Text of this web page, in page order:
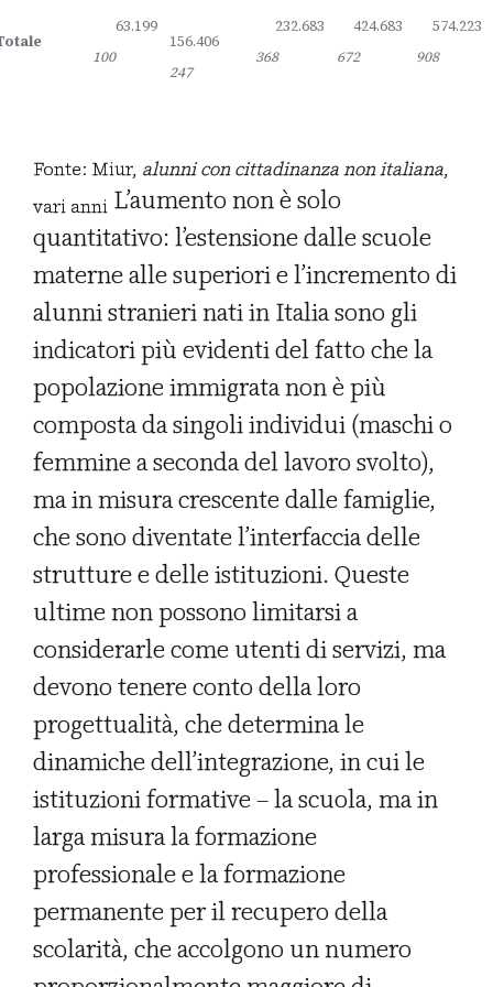
63.199
100
156.406
247
232.683
368
424.683
672
574.223
908
Fonte: Miur, alunni con cittadinanza non italiana,
vari anni L’aumento non è solo
quantitativo: l’estensione dalle scuole
materne alle superiori e l’incremento di
alunni stranieri nati in Italia sono gli
indicatori più evidenti del fatto che la
popolazione immigrata non è più
composta da singoli individui (maschi o
femmine a seconda del lavoro svolto),
ma in misura crescente dalle famiglie,
che sono diventate l’interfaccia delle
strutture e delle istituzioni. Queste
ultime non possono limitarsi a
considerarle come utenti di servizi, ma
devono tenere conto della loro
progettualità, che determina le
dinamiche dell’integrazione, in cui le
istituzioni formative – la scuola, ma in
larga misura la formazione
professionale e la formazione
permanente per il recupero della
scolarità, che accolgono un numero